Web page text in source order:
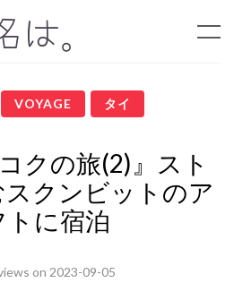
。
VOYAGE タイ
コクの旅(2)』スト
スクンビットのア
トに宿泊
on 2023-09-05